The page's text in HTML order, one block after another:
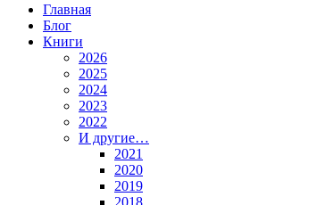
Главная
Блог
Книги
2026
2025
2024
2023
2022
И другие…
2021
2020
2019
2018